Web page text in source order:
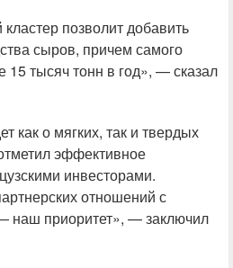
позволит добавить
сыров, причем самого
15 тысяч тонн в год», — сказал
как о мягких, так и твердых
эффективное
инвесторами.
отношений с
приоритет», — заключил